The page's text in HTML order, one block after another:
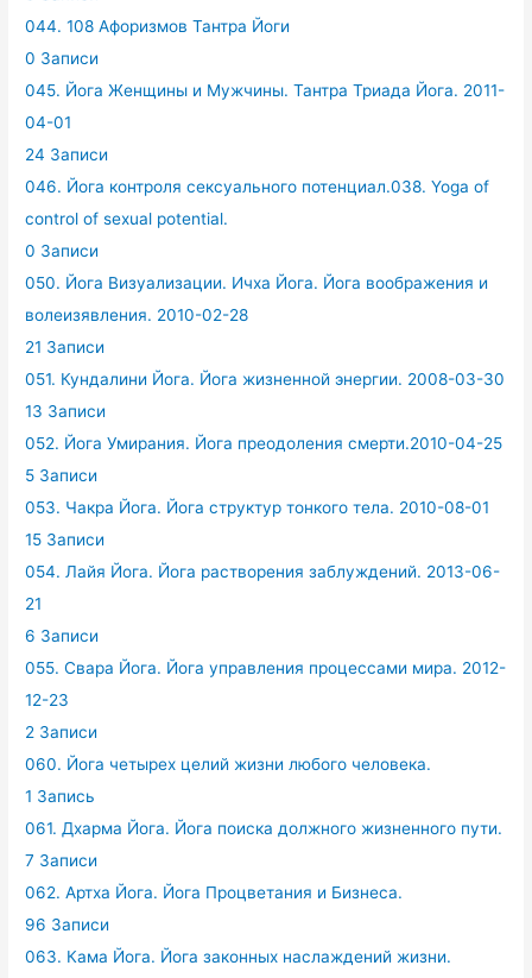
044. 108 Афоризмов Тантра Йоги
0 Записи
045. Йога Женщины и Мужчины. Тантра Триада Йога. 2011-
04-01
24 Записи
046. Йога контроля сексуального потенциал.038. Yoga of
control of sexual potential.
0 Записи
050. Йога Визуализации. Ичха Йога. Йога воображения и
волеизявления. 2010-02-28
21 Записи
051. Кундалини Йога. Йога жизненной энергии. 2008-03-30
13 Записи
052. Йога Умирания. Йога преодоления смерти.2010-04-25
5 Записи
053. Чакра Йога. Йога структур тонкого тела. 2010-08-01
15 Записи
054. Лайя Йога. Йога растворения заблуждений. 2013-06-
21
6 Записи
055. Свара Йога. Йога управления процессами мира. 2012-
12-23
2 Записи
060. Йога четырех целий жизни любого человека.
1 Запись
061. Дхарма Йога. Йога поиска должного жизненного пути.
7 Записи
062. Артха Йога. Йога Процветания и Бизнеса.
96 Записи
063. Кама Йога. Йога законных наслаждений жизни.